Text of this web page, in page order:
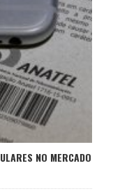
NO MERCADO